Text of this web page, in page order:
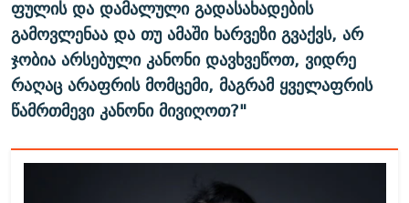
ფულის და დამალული გადასახადების
გამოვლენაა და თუ ამაში ხარვეზი გვაქვს, არ
ჯობია არსებული კანონი დავხვეწოთ, ვიდრე
რაღაც არაფრის მომცემი, მაგრამ ყველაფრის
წამრთმევი კანონი მივიღოთ?"